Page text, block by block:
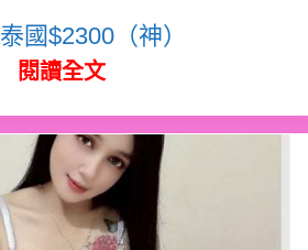
泰國$2300（神）
閱讀全文